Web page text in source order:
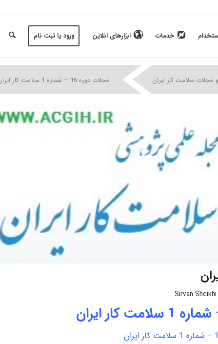
خدمات ابزارهای آنلاین ورود یا ثبت نام
| مجلات سلامت کار ایران مجلات دوره 16 – شماره 1 سلامت کار ایران
Sirvan Sheikhi